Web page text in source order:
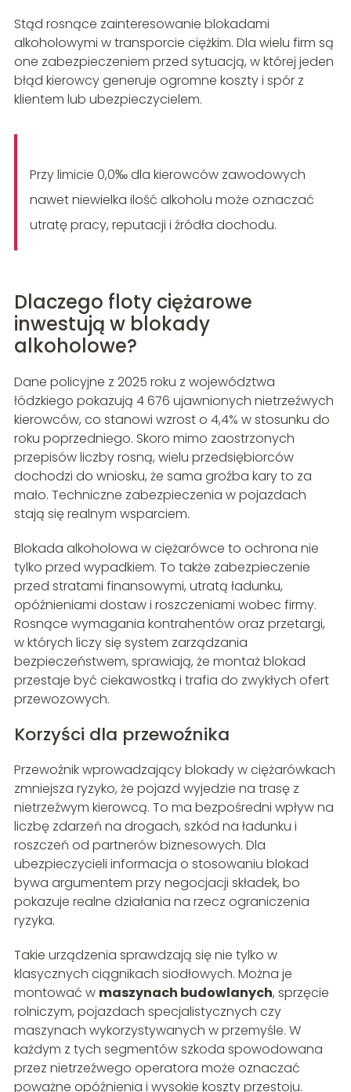
Stąd rosnące zainteresowanie blokadami
alkoholowymi w transporcie ciężkim. Dla wielu firm są
one zabezpieczeniem przed sytuacją, w której jeden
błąd kierowcy generuje ogromne koszty i spór z
klientem lub ubezpieczycielem.
Przy limicie 0,0‰ dla kierowców zawodowych
nawet niewielka ilość alkoholu może oznaczać
utratę pracy, reputacji i źródła dochodu.
Dlaczego floty ciężarowe
inwestują w blokady
alkoholowe?
Dane policyjne z 2025 roku z województwa
łódzkiego pokazują 4 676 ujawnionych nietrzeźwych
kierowców, co stanowi wzrost o 4,4% w stosunku do
roku poprzedniego. Skoro mimo zaostrzonych
przepisów liczby rosną, wielu przedsiębiorców
dochodzi do wniosku, że sama groźba kary to za
mało. Techniczne zabezpieczenia w pojazdach
stają się realnym wsparciem.
Blokada alkoholowa w ciężarówce to ochrona nie
tylko przed wypadkiem. To także zabezpieczenie
przed stratami finansowymi, utratą ładunku,
opóźnieniami dostaw i roszczeniami wobec firmy.
Rosnące wymagania kontrahentów oraz przetargi,
w których liczy się system zarządzania
bezpieczeństwem, sprawiają, że montaż blokad
przestaje być ciekawostką i trafia do zwykłych ofert
przewozowych.
Korzyści dla przewoźnika
Przewoźnik wprowadzający blokady w ciężarówkach
zmniejsza ryzyko, że pojazd wyjedzie na trasę z
nietrzeźwym kierowcą. To ma bezpośredni wpływ na
liczbę zdarzeń na drogach, szkód na ładunku i
roszczeń od partnerów biznesowych. Dla
ubezpieczycieli informacja o stosowaniu blokad
bywa argumentem przy negocjacji składek, bo
pokazuje realne działania na rzecz ograniczenia
ryzyka.
Takie urządzenia sprawdzają się nie tylko w
klasycznych ciągnikach siodłowych. Można je
montować w maszynach budowlanych, sprzęcie
rolniczym, pojazdach specjalistycznych czy
maszynach wykorzystywanych w przemyśle. W
każdym z tych segmentów szkoda spowodowana
przez nietrzeźwego operatora może oznaczać
poważne opóźnienia i wysokie koszty przestoju.